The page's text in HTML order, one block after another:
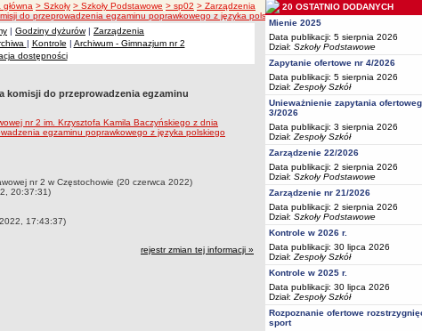
nawigacji> Szkoły > Szkoły Podstawowe > sp02 > Zarządzenia
do przeprowadzenia egzaminu poprawkowego z języka polskiego
| Godziny dyżurów| Zarządzenia
| Kontrole | Archiwum - Gimnazjum nr 2
dostępności
komisji do przeprowadzenia egzaminu
nr 2 im. Krzysztofa Kamila Baczyńskiego z dnia
egzaminu poprawkowego z języka polskiego
nr 2 w Częstochowie (20 czerwca 2022)
20:37:31)
17:43:37)
rejestr zmian tej informacji »
20 OSTATNIO DODANYCH
Mienie 2025
Data publikacji: 5 sierpnia 2026
Dział: Szkoły Podstawowe
Zapytanie ofertowe nr 4/2026
Data publikacji: 5 sierpnia 2026
Dział: Zespoły Szkół
Unieważnienie zapytania
3/2026
Data publikacji: 3 sierpnia 2026
Dział: Zespoły Szkół
Zarządzenie 22/2026
Data publikacji: 2 sierpnia 2026
Dział: Szkoły Podstawowe
Zarządzenie nr 21/2026
Data publikacji: 2 sierpnia 2026
Dział: Szkoły Podstawowe
Kontrole w 2026 r.
Data publikacji: 30 lipca 2026
Dział: Zespoły Szkół
Kontrole w 2025 r.
Data publikacji: 30 lipca 2026
Dział: Zespoły Szkół
Rozpoznanie ofertowe
sport